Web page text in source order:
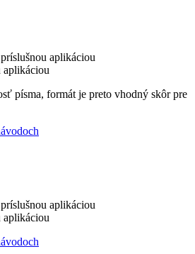
aplikáciou
aplikáciou
písma, formát je preto vhodný skôr pre
aplikáciou
aplikáciou